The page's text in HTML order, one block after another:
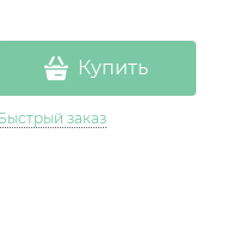
Купить
заказ